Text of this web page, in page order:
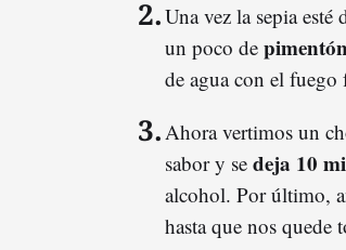
Una vez la sepia esté
un poco de
de agua con el fuego
Ahora vertimos un
sabor y se deja 10
alcohol. Por último,
hasta que nos quede